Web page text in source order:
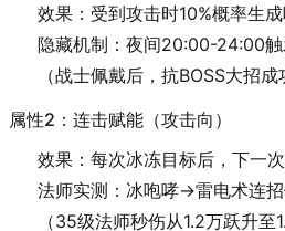
效果：受到攻击时10%概率生
隐藏机制：夜间20:00-24:00触
（战士佩戴后，抗BOSS大招成
属性2：连击赋能（攻击向）
效果：每次冰冻目标后，下一
法师实测：冰咆哮→雷电术连
（35级法师秒伤从1.2万跃升至